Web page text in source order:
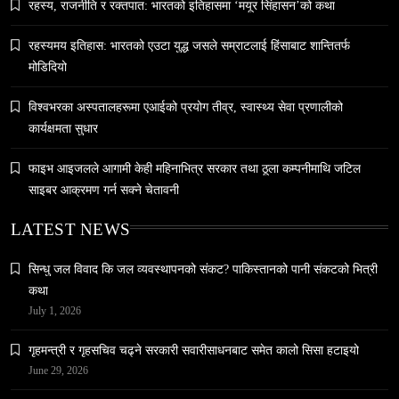
नेपालमा युनिफिकेशन चर्चको सम्बन्ध उजागर
वन्यजन्तु वातावरण
रहस्य, राजनीति र रक्तपात: भारतको इतिहासमा ‘मयूर सिंहासन’को कथा
रहस्यमय इतिहास: भारतको एउटा युद्ध जसले सम्राटलाई हिंसाबाट शान्तितर्फ
मोडिदियो
विश्वभरका अस्पतालहरूमा एआईको प्रयोग तीव्र, स्वास्थ्य सेवा प्रणालीको
कार्यक्षमता सुधार
फाइभ आइजलले आगामी केही महिनाभित्र सरकार तथा ठूला कम्पनीमाथि जटिल
साइबर आक्रमण गर्न सक्ने चेतावनी
LATEST NEWS
सिन्धु जल विवाद कि जल व्यवस्थापनको संकट? पाकिस्तानको पानी संकटको भित्री
कथा
July 1, 2026
गृहमन्त्री र गृहसचिव चढ्ने सरकारी सवारीसाधनबाट समेत कालो सिसा हटाइयो
June 29, 2026